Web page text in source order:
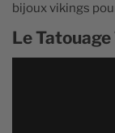
bijoux vikings
Le